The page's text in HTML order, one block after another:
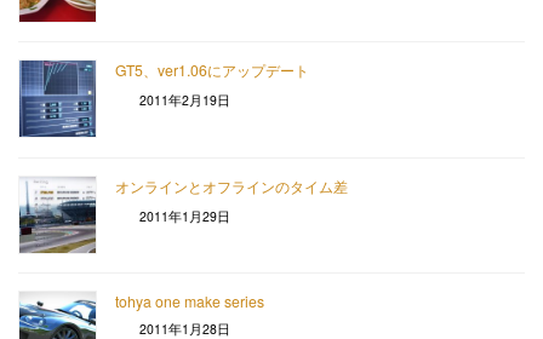
GT5、ver1.06にアップデート
2011年2月19日
オンラインとオフラインのタイム差
2011年1月29日
tohya one make series
2011年1月28日